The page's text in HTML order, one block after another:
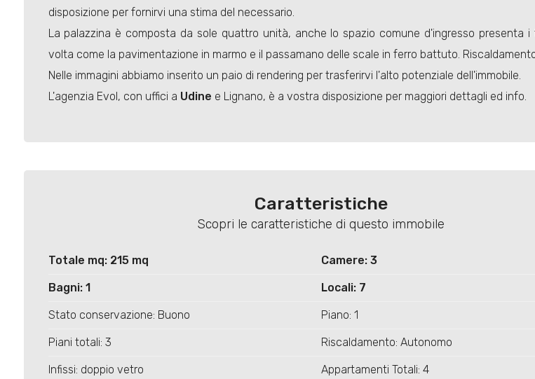
disposizione per fornirvi una stima del necessario.
La palazzina è composta da sole quattro unità, anche lo spazio comune d'ingresso presenta
volta come la pavimentazione in marmo e il passamano delle scale in ferro battuto.
Nelle immagini abbiamo inserito un paio di rendering per trasferirvi l'alto potenziale dell'immobile.
L'agenzia Evol, con uffici a Udine e Lignano, è a vostra disposizione per maggiori dettagli ed info.
Caratteristiche
Scopri le caratteristiche di questo immobile
Totale mq: 215 mq Camere: 3
Bagni: 1 Locali: 7
Stato conservazione: Buono Piano: 1
Piani totali: 3 Riscaldamento: Autonomo
Infissi: doppio vetro Appartamenti Totali: 4